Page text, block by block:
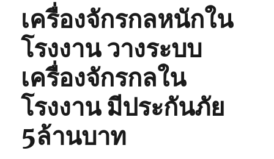
เครื่องจักรกลหนักใน
โรงงาน วางระบบ
เครื่องจักรกลใน
โรงงาน มีประกันภัย
5ล้านบาท